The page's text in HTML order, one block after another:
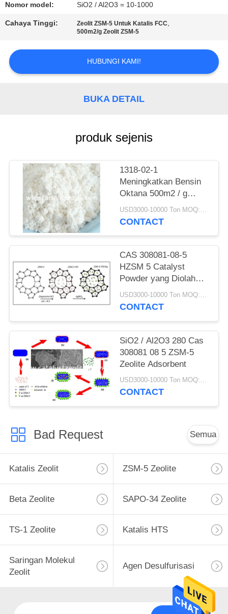
KASUS
SITEMAP
Nomor model: SiO2 / Al2O3 = 10-1000
Cahaya Tinggi: Zeolit ​​ZSM-5 Untuk Katalis FCC,
500m2/g Zeolit ​​ZSM-5
HUBUNGI KAMI!
BUKA DETAIL
produk sejenis
1318-02-1
Meningkatkan Bensin
Oktana 500m2 / g
ZSM-5 Zeolite CatalystUSD3000-10000 Ton MOQ:1 KG
CONTACT
CAS 308081-08-5
HZSM 5 Catalyst
Powder yang Diolah
secara Hidrotermal
USD3000-10000 Ton MOQ:1 KG
CONTACT
SiO2 / Al2O3 280 Cas
308081 08 5 ZSM-5
Zeolite Adsorbent
USD3000-10000 Ton MOQ:1 KG
CONTACT
Bad Request Semua
Katalis Zeolit ZSM-5 Zeolite
Beta Zeolite SAPO-34 Zeolite
TS-1 Zeolite Katalis HTS
Saringan Molekul
Zeolit
Agen Desulfurisasi